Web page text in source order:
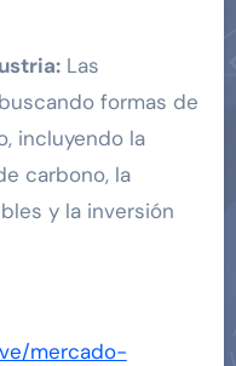
Las
formas de
incluyendo la
carbono, la
y la inversión
mercado-